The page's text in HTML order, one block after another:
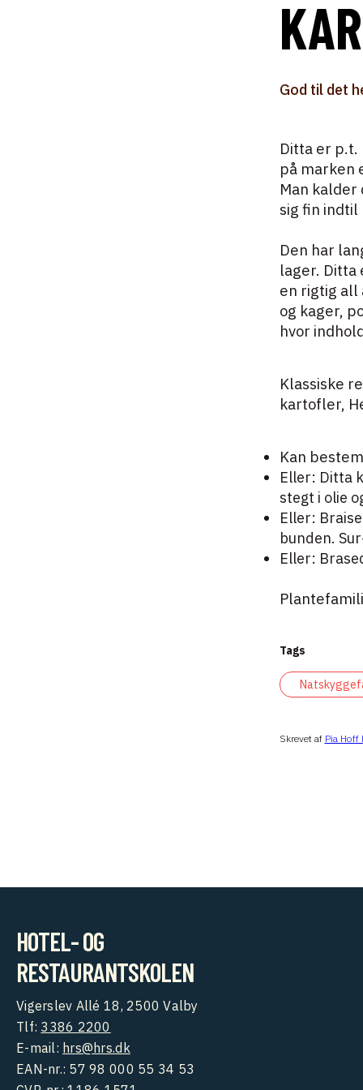
God til det
Ditta er
på marken
Man
sig fin
Den har
lager. Ditta
en rigtig all
og kager,
hvor
Klassiske
kartofler,
Kan
Eller: Ditta
stegt i olie
Eller:
bunden.
Eller:
Tags
Skrevet af Pia
HOTEL- OG
RESTAURANTSKOLEN
Vigerslev Allé 18, 2500 Valby
Tlf: 3386 2200
E-mail: hrs@hrs.dk
EAN-nr.: 57 98 000 55 34 53